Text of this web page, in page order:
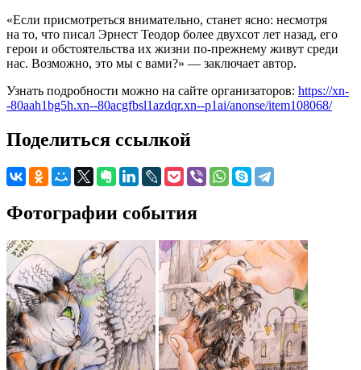
«Если присмотреться внимательно, станет ясно: несмотря
на то, что писал Эрнест Теодор более двухсот лет назад, его
герои и обстоятельства их жизни по-прежнему живут среди
нас. Возможно, это мы с вами?» — заключает автор.
Узнать подробности можно на сайте организаторов: https://xn-
-80aah1bg5h.xn--80acgfbsl1azdqr.xn--p1ai/anonse/item108068/
Поделиться ссылкой
Фотографии события